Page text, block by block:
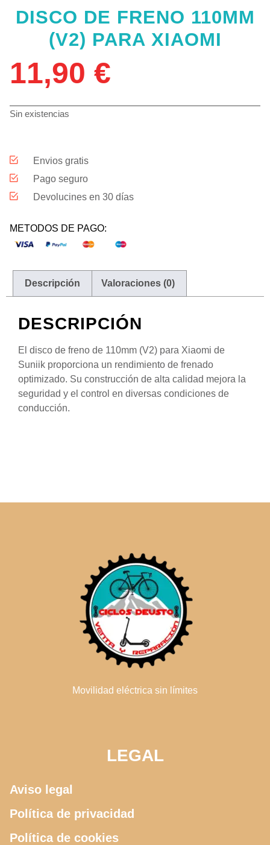
DISCO DE FRENO 110MM
(V2) PARA XIAOMI
11,90 €
Sin existencias
Envios gratis
Pago seguro
Devolucines en 30 días
METODOS DE PAGO:
Descripción Valoraciones (0)
DESCRIPCIÓN
El disco de freno de 110mm (V2) para Xiaomi de
Suniik proporciona un rendimiento de frenado
optimizado. Su construcción de alta calidad mejora la
seguridad y el control en diversas condiciones de
conducción.
Movilidad eléctrica sin límites
LEGAL
Aviso legal
Política de privacidad
Política de cookies